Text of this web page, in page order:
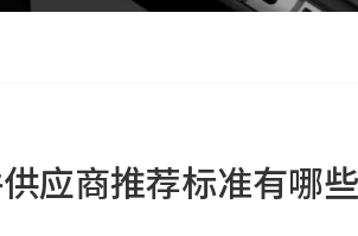
应商推荐标准有哪